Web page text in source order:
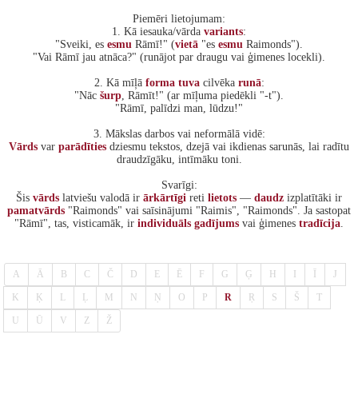
Piemēri lietojumam:
1. Kā iesauka/vārda variants:
"Sveiki, es esmu Rāmī!" (vietā "es esmu Raimonds").
"Vai Rāmī jau atnāca?" (runājot par draugu vai ģimenes locekli).
2. Kā mīļā forma tuvacilvēka runā:
"Nāc šurp, Rāmīt!" (ar mīļuma piedēkli "-t").
"Rāmī, palīdzi man, lūdzu!"
3. Mākslas darbos vai neformālā vidē:
Vārds var parādīties dziesmu tekstos, dzejā vai ikdienas sarunās, lai radītu
draudzīgāku, intīmāku toni.
Svarīgi:
Šis vārds latviešu valodā ir ārkārtīgi reti lietots — daudz izplatītāki ir
pamatvārds "Raimonds" vai saīsinājumi "Raimis", "Raimonds". Ja sastopat
"Rāmī", tas, visticamāk, ir individuāls gadījums vai ģimenes tradīcija.
A Ā B C Č D E Ē F G Ģ H J
K Ķ L Ļ M N Ņ O P R Ŗ S Š T
U Ū V Z Ž